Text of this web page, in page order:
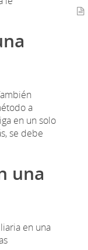
a
en un solo
se debe
una
en una